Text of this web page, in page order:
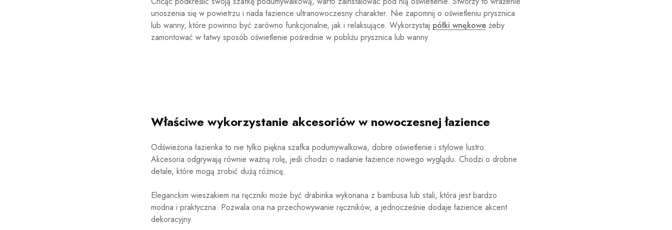
unoszenia się w powietrzu i nada łazience ultranowoczesny charakter. Nie zapomnij o oświetleniu prysznica
lub wanny, które powinno być zarówno funkcjonalne, jak i relaksujące. Wykorzystaj półki wnękowe żeby
zamontować w łatwy sposób oświetlenie pośrednie w pobliżu prysznica lub wanny.
Właściwe wykorzystanie akcesoriów w nowoczesnej łazience
Odświeżona łazienka to nie tylko piękna szafka podumywalkowa, dobre oświetlenie i stylowe lustro.
Akcesoria odgrywają równie ważną rolę, jeśli chodzi o nadanie łazience nowego wyglądu. Chodzi o drobne
detale, które mogą zrobić dużą różnicę.
Eleganckim wieszakiem na ręczniki może być drabinka wykonana z bambusa lub stali, która jest bardzo
modna i praktyczna. Pozwala ona na przechowywanie ręczników, a jednocześnie dodaje łazience akcent
dekoracyjny.